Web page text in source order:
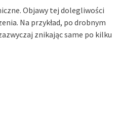
Objawy tej dolegliwości
Na przykład, po drobnym
znikając same po kilku